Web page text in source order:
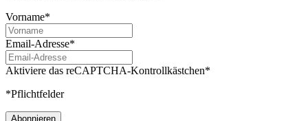
Vorname*
Email-Adresse*
Aktiviere das reCAPTCHA-Kontrollkästchen*
*Pflichtfelder
Abonnieren